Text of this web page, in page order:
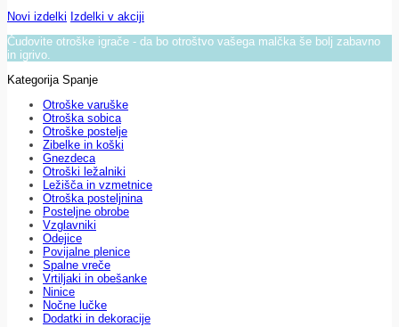
Novi izdelki Izdelki v akciji
Čudovite otroške igrače - da bo otroštvo vašega malčka še bolj zabavno
in igrivo.
Kategorija Spanje
Otroške varuške
Otroška sobica
Otroške postelje
Zibelke in koški
Gnezdeca
Otroški ležalniki
Ležišča in vzmetnice
Otroška posteljnina
Posteljne obrobe
Vzglavniki
Odejice
Povijalne plenice
Spalne vreče
Vrtiljaki in obešanke
Ninice
Nočne lučke
Dodatki in dekoracije